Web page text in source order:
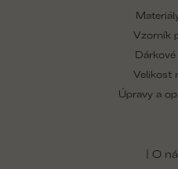
Vzorník
Velikost
Úpravy a
| O